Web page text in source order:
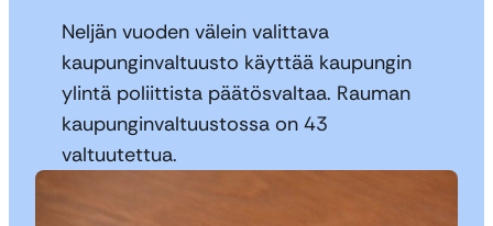
Neljän vuoden välein valittava
kaupunginvaltuusto käyttää kaupungin
ylintä poliittista päätösvaltaa. Rauman
kaupunginvaltuustossa on 43
valtuutettua.